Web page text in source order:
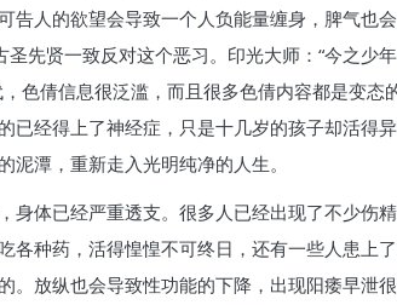
告人的欲望会导致一个人负能量缠身，脾气也
先贤一致反对这个恶习。印光大师：“今之少
色倩信息很泛滥，而且很多色倩内容都是变态
经得上了神经症，只是十几岁的孩子却活得异
潭，重新走入光明纯净的人生。
身体已经严重透支。很多人已经出现了不少伤
各种药，活得惶惶不可终日，还有一些人患上
。放纵也会导致性功能的下降，出现阳痿早泄